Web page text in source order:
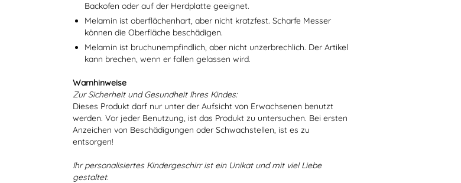
Backofen oder auf der Herdplatte geeignet.
Melamin ist oberflächenhart, aber nicht kratzfest. Scharfe Messer
können die Oberfläche beschädigen.
Melamin ist bruchunempfindlich, aber nicht unzerbrechlich. Der Artikel
kann brechen, wenn er fallen gelassen wird.
Warnhinweise
Zur Sicherheit und Gesundheit Ihres Kindes:
Dieses Produkt darf nur unter der Aufsicht von Erwachsenen benutzt
werden. Vor jeder Benutzung, ist das Produkt zu untersuchen. Bei ersten
Anzeichen von Beschädigungen oder Schwachstellen, ist es zu
entsorgen!
Ihr personalisiertes Kindergeschirr ist ein Unikat und mit viel Liebe
gestaltet.